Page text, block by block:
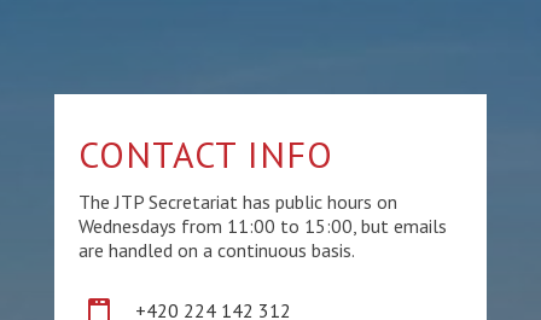
CONTACT INFO
The JTP Secretariat has public hours on
Wednesdays from 11:00 to 15:00, but emails
are handled on a continuous basis.
+420 224 142 312